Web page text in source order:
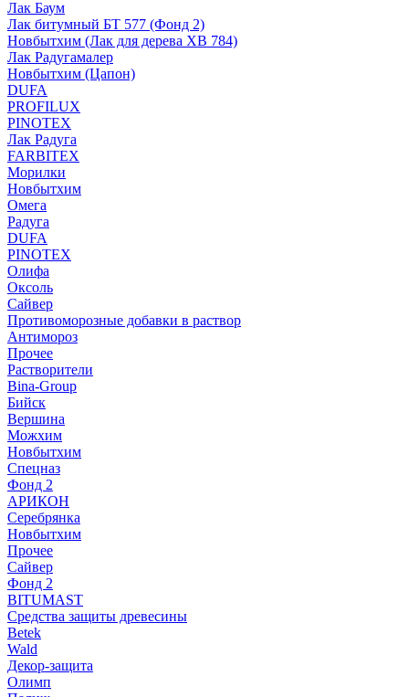
Лак Баум
Лак битумный БТ 577 (Фонд 2)
Новбытхим (Лак для дерева ХВ 784)
Лак Радугамалер
Новбытхим (Цапон)
DUFA
PROFILUX
PINOTEX
Лак Радуга
FARBITEX
Морилки
Новбытхим
Омега
Радуга
DUFA
PINOTEX
Олифа
Оксоль
Сайвер
Противоморозные добавки в раствор
Антимороз
Прочее
Растворители
Bina-Group
Бийск
Вершина
Можхим
Новбытхим
Спецназ
Фонд 2
АРИКОН
Серебрянка
Новбытхим
Прочее
Сайвер
Фонд 2
BITUMAST
Средства защиты древесины
Betek
Wald
Декор-защита
Олимп